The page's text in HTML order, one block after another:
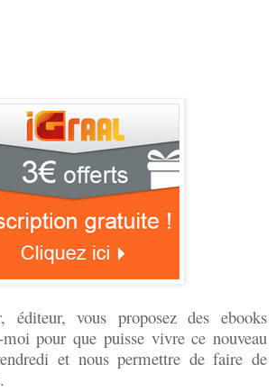
éditeur, vous proposez des ebooks
moi pour que puisse vivre ce nouveau
et nous permettre de faire de